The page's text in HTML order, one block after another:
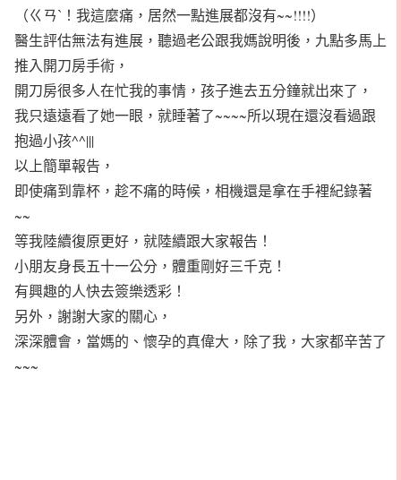
（ㄍㄢˋ！我這麼痛，居然一點進展都沒有~~!!!!）
醫生評估無法有進展，聽過老公跟我媽說明後，九點多馬上
推入開刀房手術，
開刀房很多人在忙我的事情，孩子進去五分鐘就出來了，
我只遠遠看了她一眼，就睡著了~~~~所以現在還沒看過跟
抱過小孩^^|||
以上簡單報告，
即使痛到靠杯，趁不痛的時候，相機還是拿在手裡紀錄著
~~
等我陸續復原更好，就陸續跟大家報告！
小朋友身長五十一公分，體重剛好三千克！
有興趣的人快去簽樂透彩！
另外，謝謝大家的關心，
深深體會，當媽的、懷孕的真偉大，除了我，大家都辛苦了
~~~